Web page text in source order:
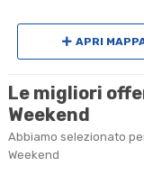
APRI
Le migliori
Weekend
Abbiamo selezionato
Weekend